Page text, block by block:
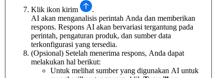
Klik ikon kirim
.
AI akan menganalisis perintah Anda dan memberikan
respons. Respons AI akan bervariasi tergantung pada
perintah, pengaturan produk, dan sumber data
terkonfigurasi yang tersedia.
(Opsional) Setelah menerima respons, Anda dapat
melakukan hal berikut:
Untuk melihat sumber yang digunakan AI untuk